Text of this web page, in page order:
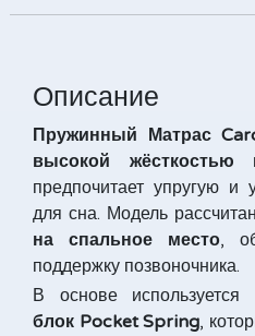
Описание
Пружинный Матрас
высокой жёсткостью
предпочитает упругую и
для сна. Модель
на спальное место,
поддержку позвоночника.
В основе
блок Pocket Spring,